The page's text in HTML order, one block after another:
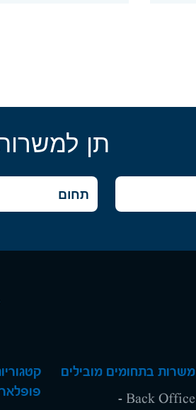
תן
משרות בתחומים מובילים
Back Office -